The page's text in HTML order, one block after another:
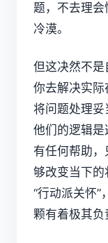
题，不去理会
冷漠。
但这决然不是
你去解决实际
将问题处理妥
他们的逻辑
有任何帮助
够改变当下
“行动派关怀
颗有着极其负